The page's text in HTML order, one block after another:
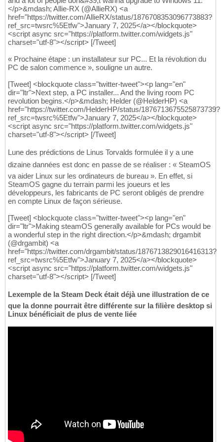
</p>&mdash; Allie-RX (@AllieRX) <a
href="https://twitter.com/AllieRX/status/1876708353096773883?
ref_src=twsrc%5Etfw">January 7, 2025</a></blockquote>
<script async src="https://platform.twitter.com/widgets.js"
charset="utf-8"></script> [/Tweet]
« Prochaine étape : un installateur sur PC... Et la révolution du
PC de salon commence », souligne un autre.
[Tweet] <blockquote class="twitter-tweet"><p lang="en"
dir="ltr">Next step, a PC installer... And the living room PC
revolution begins.</p>&mdash; Helder (@HelderHP) <a
href="https://twitter.com/HelderHP/status/1876713675525873739?
ref_src=twsrc%5Etfw">January 7, 2025</a></blockquote>
<script async src="https://platform.twitter.com/widgets.js"
charset="utf-8"></script> [/Tweet]
Lune des prédictions de Linus Torvalds formulée il y a une
dizaine dannées est donc en passe de se réaliser : « SteamOS
va aider Linux sur les ordinateurs de bureau ». En effet, si
SteamOS gagne du terrain parmi les joueurs et les
développeurs, les fabricants de PC seront obligés de prendre
en compte Linux de façon sérieuse.
[Tweet] <blockquote class="twitter-tweet"><p lang="en"
dir="ltr">Making steamOS generally available for PCs would be
a wonderful step in the right direction.</p>&mdash; drgambit
(@drgambit) <a
href="https://twitter.com/drgambit/status/1876713829016416313?
ref_src=twsrc%5Etfw">January 7, 2025</a></blockquote>
<script async src="https://platform.twitter.com/widgets.js"
charset="utf-8"></script> [/Tweet]
Lexemple de la Steam Deck était déjà une illustration de ce
que la donne pourrait être différente sur la filière desktop si
Linux bénéficiait de plus de vente liée